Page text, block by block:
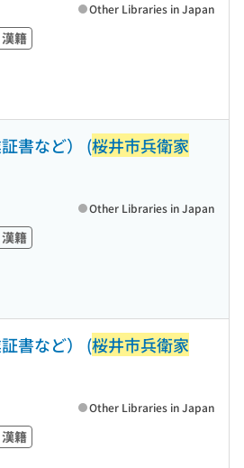
籍
Other Libraries in Japan
証書など） (桜井市兵衛家
籍
Other Libraries in Japan
証書など） (桜井市兵衛家
籍
Other Libraries in Japan